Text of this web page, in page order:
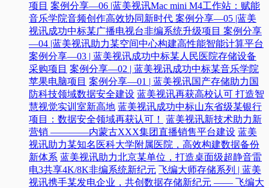
项目 案例分享—06 |蓝美视讯Mac mini M4工作站：赋能
音乐学院音频创作高效协同新时代​ 案例分享—05 |蓝美
视讯成功中标某广播电视台非编系统升级项目​ 案例分享
—04 |蓝美视讯助力某空间中心构建高性能智能计算平台​
案例分享—03 | 蓝美视讯成功中标某人民医院存储设备
采购项目 案例分享—02 | 蓝美视讯成功中标某音乐学院
苹果电脑项目 案例分享—01 | 蓝美视讯国产存储助力国
防科技领域数据安全建设 蓝美视讯再获高校认可 打造智
慧视觉实训室新高地 蓝美视讯成功中标山东省级某银行
项目：数据安全领域再获认可！
蓝美视讯新技术助力新
营销 ————内蒙古XXX集团直播销售平台建设 蓝美
视讯助力某知名医科大学附属医院，高效构建数据备份
新体系 蓝美视讯助力北京某单位，打造桌面级超静音雷
电3共享4K/8K非编系统新纪元 飞编大师存储系列 | 蓝美
视讯携手某发电企业，共创数据存储新纪元 —— 飞编大